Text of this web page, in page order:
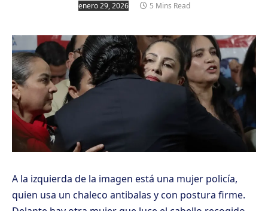
enero 29, 2026 5 Mins Read
A la izquierda de la imagen está una mujer policía,
quien usa un chaleco antibalas y con postura firme.